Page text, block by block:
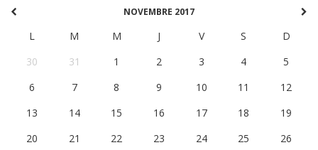
NOVEMBRE 2017
L M M J V S
D
30
31 1 2 3 4
5
6
7 8 9 10 11
12
13
14 15 16 17 18
19
20
21 22 23 24 25
26